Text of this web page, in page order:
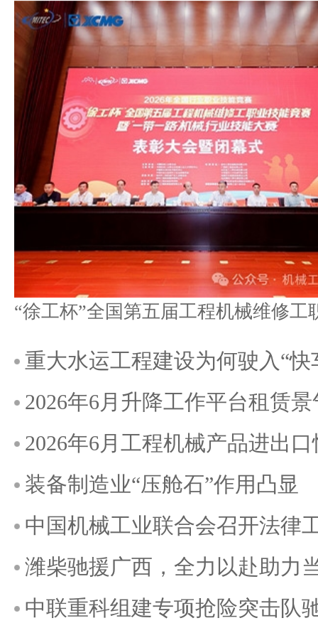
重大水运工程建设为何驶入“快
2026年6月升降工作平台租赁
2026年6月工程机械产品进出
装备制造业“压舱石”作用凸显
中国机械工业联合会召开法律
潍柴驰援广西，全力以赴助力
中联重科组建专项抢险突击队